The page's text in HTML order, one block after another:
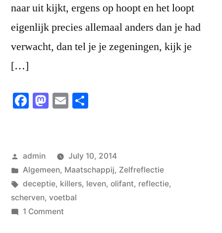
naar uit kijkt, ergens op hoopt en het loopt
eigenlijk precies allemaal anders dan je had
verwacht, dan tel je je zegeningen, kijk je
[…]
Facebook
Mastodon
Email
Posted
by
admin
July 10, 2014
Posted
in
Algemeen, Maatschappij, Zelfreflectie
Tags:
deceptie, killers, leven, olifant, reflectie,
scherven, voetbal
1 Commenton